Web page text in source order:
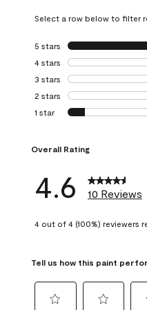
Select a row below to filter
5 stars stars
4 stars stars
3 stars stars
2 stars stars
1 star stars
Overall Rating
4.6 10 Reviews
4 out of 4 (100%) reviewers
Tell us how this paint